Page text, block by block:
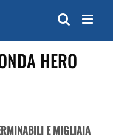
HERO
E MIGLIAIA